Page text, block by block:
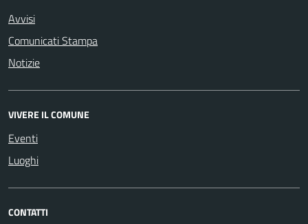
Avvisi
Comunicati Stampa
Notizie
VIVERE IL COMUNE
Eventi
Luoghi
CONTATTI